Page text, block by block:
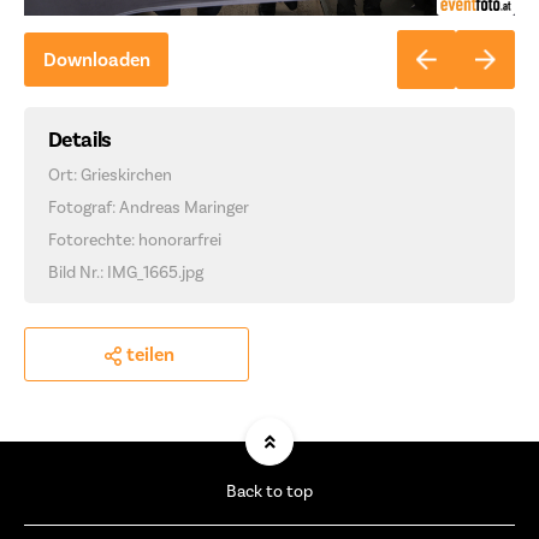
Downloaden
Details
Ort: Grieskirchen
Fotograf: Andreas Maringer
Fotorechte: honorarfrei
Bild Nr.: IMG_1665.jpg
teilen
Back to top